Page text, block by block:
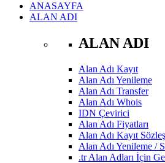
ANASAYFA
ALAN ADI
ALAN ADI
Alan Adı Kayıt
Alan Adı Yenileme
Alan Adı Transfer
Alan Adı Whois
IDN Çevirici
Alan Adı Fiyatları
Alan Adı Kayıt
Alan Adı Yenileme /
.tr Alan Adları İçin